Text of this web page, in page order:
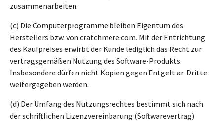
zusammenarbeiten.
(c) Die Computerprogramme bleiben Eigentum des
Herstellers bzw. von cratchmere.com. Mit der Entrichtung
des Kaufpreises erwirbt der Kunde lediglich das Recht zur
vertragsgemäßen Nutzung des Software-Produkts.
Insbesondere dürfen nicht Kopien gegen Entgelt an Dritte
weitergegeben werden.
(d) Der Umfang des Nutzungsrechtes bestimmt sich nach
der schriftlichen Lizenzvereinbarung (Softwarevertrag)